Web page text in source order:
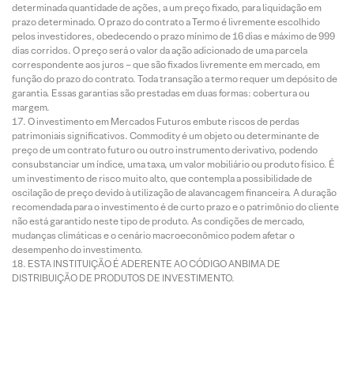
determinada quantidade de ações, a um preço fixado, para liquidação em
prazo determinado. O prazo do contrato a Termo é livremente escolhido
pelos investidores, obedecendo o prazo mínimo de 16 dias e máximo de 999
dias corridos. O preço será o valor da ação adicionado de uma parcela
correspondente aos juros – que são fixados livremente em mercado, em
função do prazo do contrato. Toda transação a termo requer um depósito de
garantia. Essas garantias são prestadas em duas formas: cobertura ou
margem.
O investimento em Mercados Futuros embute riscos de perdas
patrimoniais significativos. Commodity é um objeto ou determinante de
preço de um contrato futuro ou outro instrumento derivativo, podendo
consubstanciar um índice, uma taxa, um valor mobiliário ou produto físico. É
um investimento de risco muito alto, que contempla a possibilidade de
oscilação de preço devido à utilização de alavancagem financeira. A duração
recomendada para o investimento é de curto prazo e o patrimônio do cliente
não está garantido neste tipo de produto. As condições de mercado,
mudanças climáticas e o cenário macroeconômico podem afetar o
desempenho do investimento.
ESTA INSTITUIÇÃO É ADERENTE AO CÓDIGO ANBIMA DE
DISTRIBUIÇÃO DE PRODUTOS DE INVESTIMENTO.